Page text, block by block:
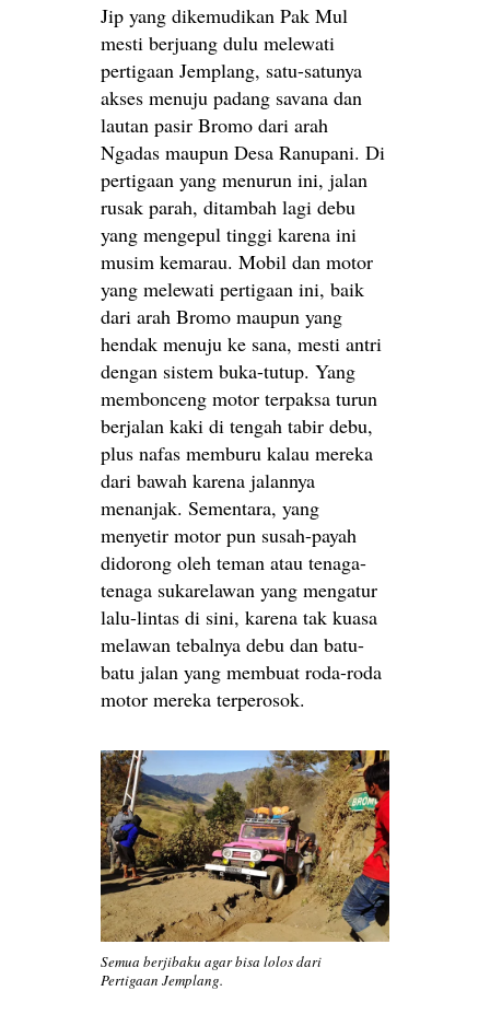
Jip yang dikemudikan Pak Mul
mesti berjuang dulu melewati
pertigaan Jemplang, satu-satunya
akses menuju padang savana dan
lautan pasir Bromo dari arah
Ngadas maupun Desa Ranupani. Di
pertigaan yang menurun ini, jalan
rusak parah, ditambah lagi debu
yang mengepul tinggi karena ini
musim kemarau. Mobil dan motor
yang melewati pertigaan ini, baik
dari arah Bromo maupun yang
hendak menuju ke sana, mesti antri
dengan sistem buka-tutup. Yang
membonceng motor terpaksa turun
berjalan kaki di tengah tabir debu,
plus nafas memburu kalau mereka
dari bawah karena jalannya
menanjak. Sementara, yang
menyetir motor pun susah-payah
didorong oleh teman atau tenaga-
tenaga sukarelawan yang mengatur
lalu-lintas di sini, karena tak kuasa
melawan tebalnya debu dan batu-
batu jalan yang membuat roda-roda
motor mereka terperosok.
Semua berjibaku agar bisa lolos dari
Pertigaan Jemplang.